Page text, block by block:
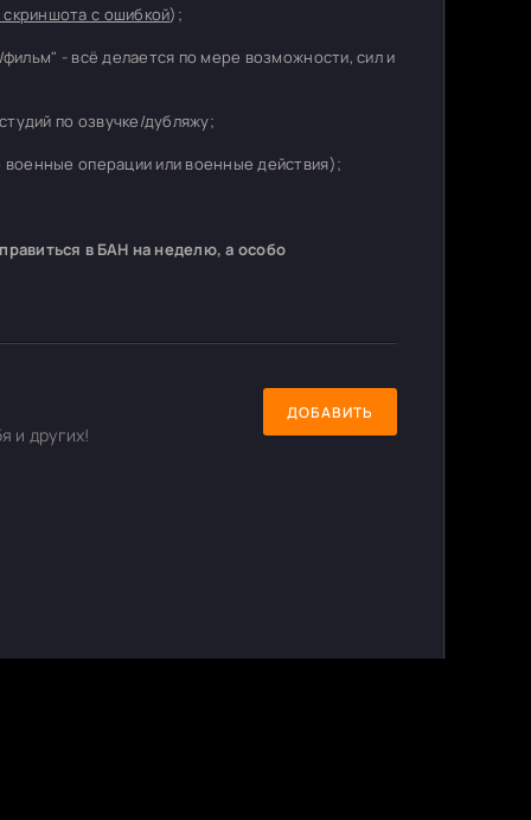
с ошибкой);
- всё делается по мере возможности, сил и
по озвучке/дубляжу;
военные операции или военные действия);
в БАН на неделю, а особо
и других!
ДОБАВИТЬ